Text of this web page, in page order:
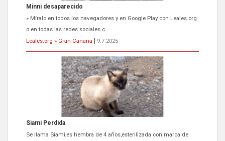
Minni desaparecido
» Míralo en todos los navegadores y en Google Play con Leales.org
o en todas las redes sociales c...
Leales.org » Gran Canaria
9.7.2025
Siami Perdida
Se llama Siami,es hembra de 4 años,esterilizada con marca de